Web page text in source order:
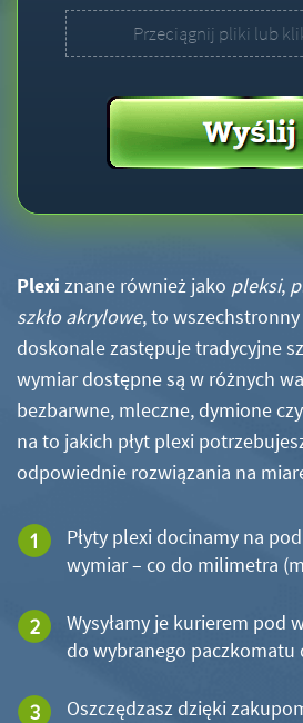
Przeciągnij pliki lub
Plexi znane również jako pleksi,
szkło akrylowe, to
doskonale zastępuje tradycyjne
wymiar dostępne są w różnych
bezbarwne, mleczne, dymione
na to jakich płyt plexi
odpowiednie rozwiązania na
Płyty plexi docinamy na
wymiar – co do milimetra
Wysyłamy je kurierem pod
do wybranego paczkomatu
Oszczędzasz dzięki